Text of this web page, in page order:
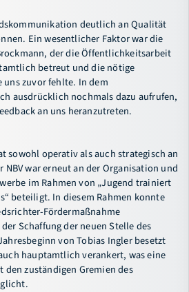
deutlich an Qualität
Ein wesentlicher Faktor war die
der die Öffentlichkeitsarbeit
betreut und die nötige
zuvor fehlte. In dem
ausdrücklich nochmals dazu aufrufen,
an uns heranzutreten.
sowohl operativ als auch strategisch an
NBV war erneut an der Organisation und
im Rahmen von „Jugend trainiert
beteiligt. In diesem Rahmen konnte
Fördermaßnahme
Schaffung der neuen Stelle des
von Tobias Ingler besetzt
hauptamtlich verankert, was eine
zuständigen Gremien des